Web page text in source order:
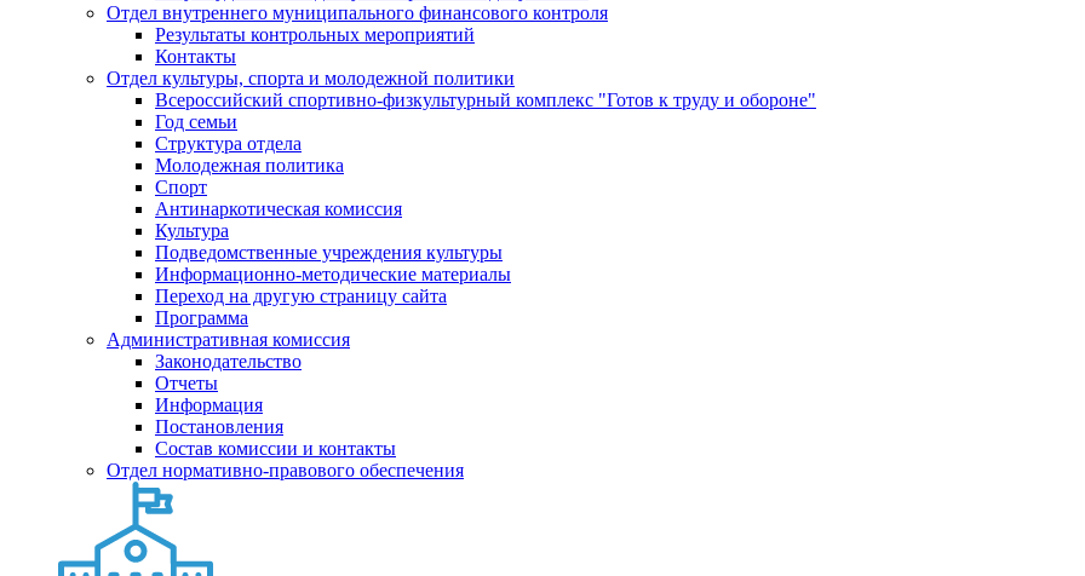
Отдел внутреннего муниципального финансового контроля
Результаты контрольных мероприятий
Контакты
Отдел культуры, спорта и молодежной политики
Всероссийский спортивно-физкультурный комплекс "Готов к труду и обороне"
Год семьи
Структура отдела
Молодежная политика
Спорт
Антинаркотическая комиссия
Культура
Подведомственные учреждения культуры
Информационно-методические материалы
Переход на другую страницу сайта
Программа
Административная комиссия
Законодательство
Отчеты
Информация
Постановления
Состав комиссии и контакты
Отдел нормативно-правового обеспечения